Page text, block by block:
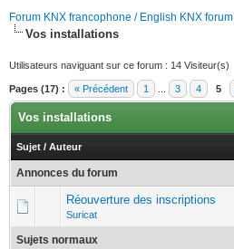
Forum KNX francophone / English KNX forum
Vos installations
Utilisateurs naviguant sur ce forum : 14 Visiteur(s)
Pages (17) : « Précédent 1 3 4 5
Vos installations
Sujet / Auteur
Annonces du forum
Réouverture des inscriptions
Suricat
Sujets normaux